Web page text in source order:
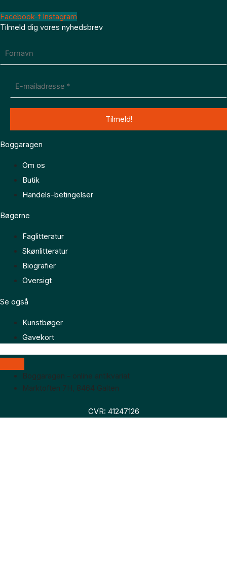
Facebook-f Instagram
Tilmeld dig vores nyhedsbrev
Boggaragen
Om os
Butik
Handels-betingelser
Bøgerne
Faglitteratur
Skønlitteratur
Biografier
Oversigt
Se også
Kunstbøger
Gavekort
Boggaragen – online antikvariat
Marktoften 7H, 8464 Galten
CVR: 41247126